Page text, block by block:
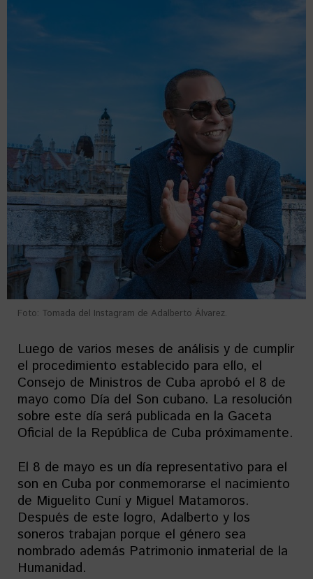
Foto: Tomada del Instagram de Adalberto Álvarez.
Luego de varios meses de análisis y de cumplir
el procedimiento establecido para ello, el
Consejo de Ministros de Cuba aprobó el 8 de
mayo como Día del Son cubano. La resolución
sobre este día será publicada en la Gaceta
Oficial de la República de Cuba próximamente.
El 8 de mayo es un día representativo para el
son en Cuba por conmemorarse el nacimiento
de Miguelito Cuní y Miguel Matamoros.
Después de este logro, Adalberto y los
soneros trabajan porque el género sea
nombrado además Patrimonio inmaterial de la
Humanidad.